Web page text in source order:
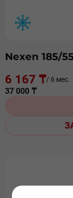
Nexen 185/
6 167 ₸/ 6 мес.
37 000 ₸